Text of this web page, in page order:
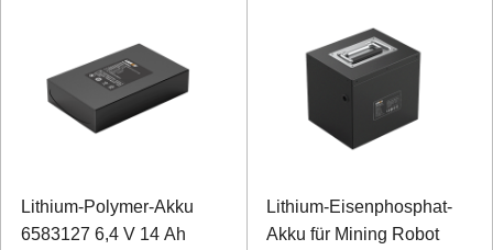
Lithium-Polymer-Akku
6583127 6,4 V 14 Ah
Lithium-Eisenphosphat-
Akku für Mining Robot